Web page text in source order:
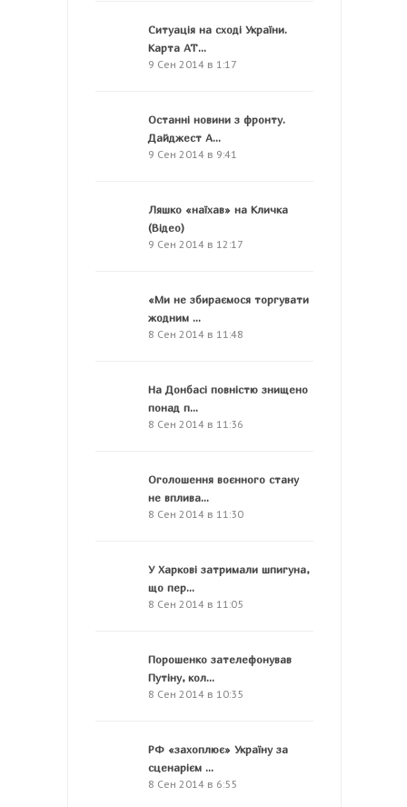
Ситуація на сході України.
Карта АТ...
9 Сен 2014 в 1:17
Останні новини з фронту.
Дайджест А...
9 Сен 2014 в 9:41
Ляшко «наїхав» на Кличка
(Відео)
9 Сен 2014 в 12:17
«Ми не збираємося торгувати
жодним ...
8 Сен 2014 в 11:48
На Донбасі повністю знищено
понад п...
8 Сен 2014 в 11:36
Оголошення воєнного стану
не вплива...
8 Сен 2014 в 11:30
У Харкові затримали шпигуна,
що пер...
8 Сен 2014 в 11:05
Порошенко зателефонував
Путіну, кол...
8 Сен 2014 в 10:35
РФ «захоплює» Україну за
сценарієм ...
8 Сен 2014 в 6:55